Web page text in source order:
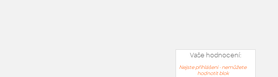
Vaše hodnocení:
Nejste přihlášeni - nemůžete
hodnotit blok